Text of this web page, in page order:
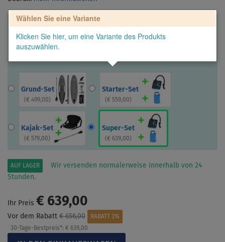
Wählen Sie eine Variante
Klicken Sie hier, um eine Variante des Produkts
auszuwählen.
Grund-Set
( € 499,00)
Starter-Set
( € 559,00)
Kajak-Set
( € 579,00)
Super-Set
( € 639,00)
AUF LAGER
Wir versenden normalerweise innerhalb von 24
Stunden.
Ihr Preis € 639,00
Vor dem Rabatt € 656,00
RABATT 3%
30-Tage-Bestpreis*: € 639,00